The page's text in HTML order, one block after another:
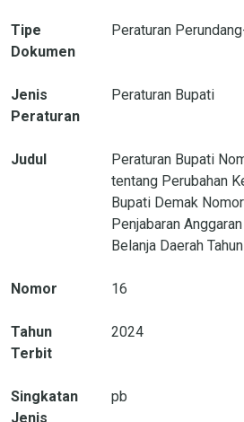
Tipe
Dokumen
Peraturan
Jenis
Peraturan
Peraturan Bupati
Judul
Peraturan Bupati
tentang Perubahan
Bupati Demak
Penjabaran
Belanja Daerah
Nomor 16
Tahun
Terbit
2024
Singkatan
Jenis
pb